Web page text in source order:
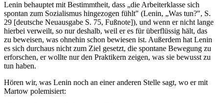
Lenin behauptet mit Bestimmtheit, dass „die Arbeiterklasse sich
spontan zum Sozialismus hingezogen fühlt" (Lenin, „Was tun?", S.
29 [deutsche Neuausgabe S. 75, Fußnote]), und wenn er nicht lange
hierbei verweilt, so nur deshalb, weil er es für überflüssig hält, das
zu beweisen, was ohnehin schon bewiesen ist. Außerdem hat Lenin
es sich durchaus nicht zum Ziel gesetzt, die spontane Bewegung zu
erforschen, er wollte nur den Praktikern zeigen, was sie bewusst zu
tun haben.
Hören wir, was Lenin noch an einer anderen Stelle sagt, wo er mit
Martow polemisiert: